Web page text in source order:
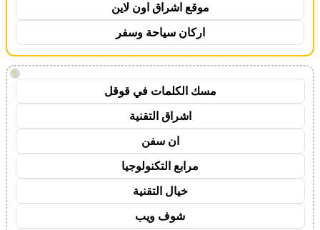
موقع اشراق اون لاين
اركان سياحة وسفر
!
مسك الكلمات في قوقل
اشراق التقنية
ان سفن
مرابع التكنولوجيا
خيال التقنية
شوف ويب